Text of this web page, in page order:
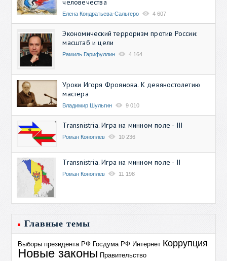
Елена Кондратьева-Сальгеро 4 607
Экономический терроризм против России:
масштаб и цели
Рамиль Гарифуллин 4 164
Уроки Игоря Фроянова. К девяностолетию
мастера
Владимир Шульгин 9 010
Transnistria. Игра на минном поле - III
Роман Коноплев 10 236
Transnistria. Игра на минном поле - II
Роман Коноплев 11 198
Главные темы
Выборы президента РФ Госдума РФ Интернет Коррупция
Новые законы Правительство